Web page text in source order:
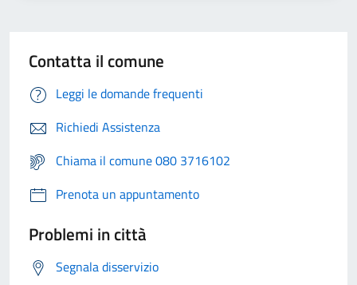
Contatta il comune
Leggi le domande frequenti
Richiedi Assistenza
Chiama il comune 080 3716102
Prenota un appuntamento
Problemi in città
Segnala disservizio